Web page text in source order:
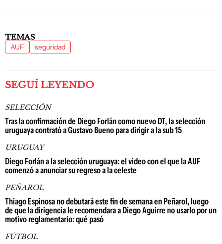
TEMAS
AUF seguridad
SEGUÍ LEYENDO
SELECCIÓN
Tras la confirmación de Diego Forlán como nuevo DT, la selección
uruguaya contrató a Gustavo Bueno para dirigir a la sub 15
URUGUAY
Diego Forlán a la selección uruguaya: el video con el que la AUF
comenzó a anunciar su regreso a la celeste
PEÑAROL
Thiago Espinosa no debutará este fin de semana en Peñarol, luego
de que la dirigencia le recomendara a Diego Aguirre no usarlo por un
motivo reglamentario: qué pasó
FÚTBOL